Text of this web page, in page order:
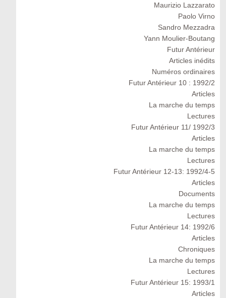
Maurizio Lazzarato
Paolo Virno
Sandro Mezzadra
Yann Moulier-Boutang
Futur Antérieur
Articles inédits
Numéros ordinaires
Futur Antérieur 10 : 1992/2
Articles
La marche du temps
Lectures
Futur Antérieur 11/ 1992/3
Articles
La marche du temps
Lectures
Futur Antérieur 12-13: 1992/4-5
Articles
Documents
La marche du temps
Lectures
Futur Antérieur 14: 1992/6
Articles
Chroniques
La marche du temps
Lectures
Futur Antérieur 15: 1993/1
Articles